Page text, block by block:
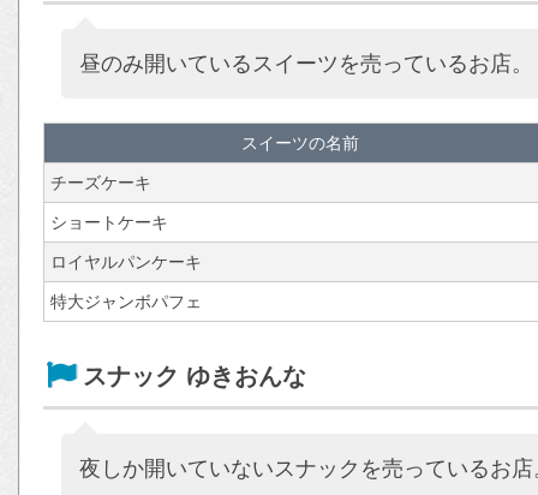
昼のみ開いているスイーツを売っているお店。
スイーツの名前
チーズケーキ
ショートケーキ
ロイヤルパンケーキ
特大ジャンボパフェ
スナック ゆきおんな
夜しか開いていないスナックを売っているお店